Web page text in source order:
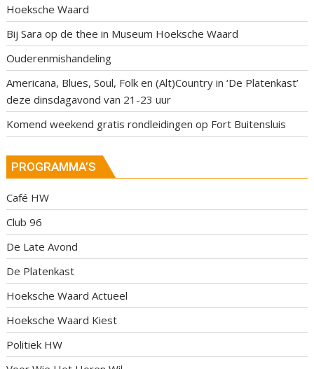
Hoeksche Waard
Bij Sara op de thee in Museum Hoeksche Waard
Ouderenmishandeling
Americana, Blues, Soul, Folk en (Alt)Country in ‘De Platenkast’
deze dinsdagavond van 21-23 uur
Komend weekend gratis rondleidingen op Fort Buitensluis
PROGRAMMA’S
Café HW
Club 96
De Late Avond
De Platenkast
Hoeksche Waard Actueel
Hoeksche Waard Kiest
Politiek HW